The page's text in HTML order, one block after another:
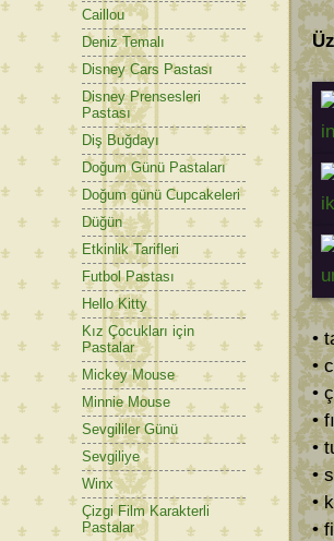
•
•
•
•
•
•
•
•
Caillou
Deniz Temalı
Disney Cars Pastası
Disney Prensesleri
Pastası
Diş Buğdayı
Doğum Günü Pastaları
Doğum günü Cupcakeleri
Düğün
Etkinlik Tarifleri
Futbol Pastası
Hello Kitty
Kız Çocukları için
Pastalar
Mickey Mouse
Minnie Mouse
Sevgililer Günü
Sevgiliye
Winx
Çizgi Film Karakterli
Pastalar